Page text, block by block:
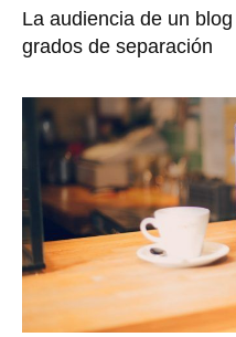
La audiencia de un
grados de separación